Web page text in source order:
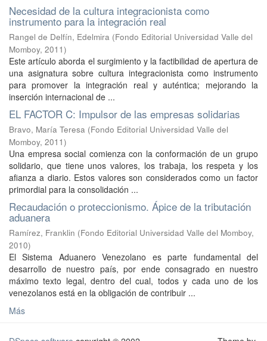
Necesidad de la cultura integracionista como
instrumento para la integración real
Rangel de Delfín, Edelmira (Fondo Editorial Universidad Valle del
Momboy, 2011)
Este artículo aborda el surgimiento y la factibilidad de apertura de
una asignatura sobre cultura integracionista como instrumento
para promover la integración real y auténtica; mejorando la
inserción internacional de ...
EL FACTOR C: Impulsor de las empresas solidarias
Bravo, María Teresa (Fondo Editorial Universidad Valle del
Momboy, 2011)
Una empresa social comienza con la conformación de un grupo
solidario, que tiene unos valores, los trabaja, los respeta y los
afianza a diario. Estos valores son considerados como un factor
primordial para la consolidación ...
Recaudación o proteccionismo. Ápice de la tributación
aduanera
Ramírez, Franklin (Fondo Editorial Universidad Valle del Momboy,
2010)
El Sistema Aduanero Venezolano es parte fundamental del
desarrollo de nuestro país, por ende consagrado en nuestro
máximo texto legal, dentro del cual, todos y cada uno de los
venezolanos está en la obligación de contribuir ...
Más